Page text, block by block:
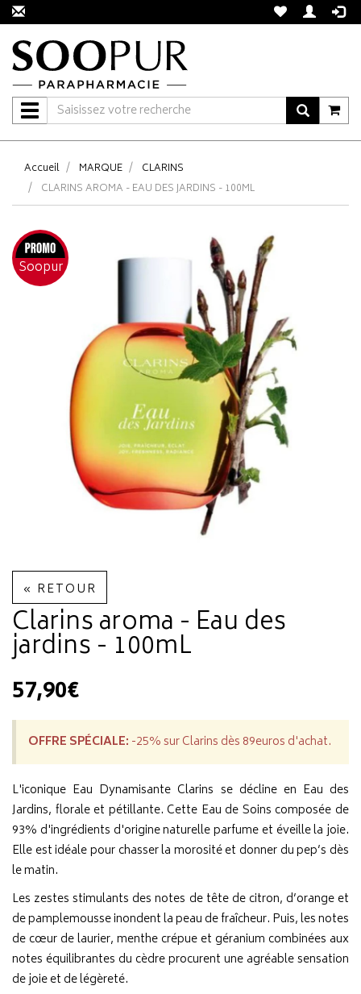
Navigation
Accueil MARQUE
CLARINS
CLARINS AROMA - EAU DES JARDINS - 100ML
Soopur
« RETOUR
Clarins aroma - Eau des
jardins - 100mL
57,90€
OFFRE SPÉCIALE: -25% sur Clarins dès 89euros d'achat.
L'iconique Eau Dynamisante Clarins se décline en Eau des
Jardins, florale et pétillante. Cette Eau de Soins composée de
93% d'ingrédients d'origine naturelle parfume et éveille la joie.
Elle est idéale pour chasser la morosité et donner du pep’s dès
le matin.
Les zestes stimulants des notes de tête de citron, d’orange et
de pamplemousse inondent la peau de fraîcheur. Puis, les notes
de cœur de laurier, menthe crépue et géranium combinées aux
notes équilibrantes du cèdre procurent une agréable sensation
de joie et de légèreté.